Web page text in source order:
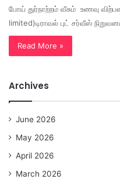
போய் துர்நாற்றம் வீசும் உணவு
limited)டிராவல் புட் சர்வீஸ்
Read More »
Archives
June 2026
May 2026
April 2026
March 2026